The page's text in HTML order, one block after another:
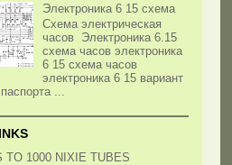
Электроника 6 15 схема
Схема электрическая
часов Электроника 6.15
схема часов электроника
6 15 схема часов
электроника 6 15 вариант
...
TO 1000 NIXIE TUBES